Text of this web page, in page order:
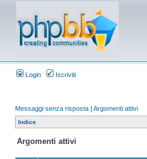
Login Iscriviti
Messaggi senza risposta | Argomenti attivi
Indice
Argomenti attivi